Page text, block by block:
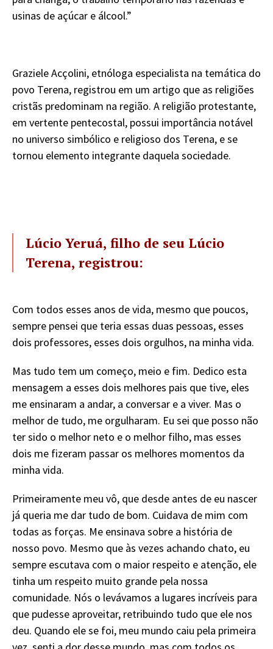
usinas de açúcar e álcool.”
Graziele Acçolini, etnóloga especialista na temática do
povo Terena, registrou em um artigo que as religiões
cristãs predominam na região. A religião protestante,
em vertente pentecostal, possui importância notável
no universo simbólico e religioso dos Terena, e se
tornou elemento integrante daquela sociedade.
Lúcio Yeruá, filho de seu Lúcio
Terena, registrou:
Com todos esses anos de vida, mesmo que poucos,
sempre pensei que teria essas duas pessoas, esses
dois professores, esses dois orgulhos, na minha vida.
Mas tudo tem um começo, meio e fim. Dedico esta
mensagem a esses dois melhores pais que tive, eles
me ensinaram a andar, a conversar e a viver. Mas o
melhor de tudo, me orgulharam. Eu sei que posso não
ter sido o melhor neto e o melhor filho, mas esses
dois me fizeram passar os melhores momentos da
minha vida.
Primeiramente meu vô, que desde antes de eu nascer
já queria me dar tudo de bom. Cuidava de mim com
todas as forças. Me ensinava sobre a história de
nosso povo. Mesmo que às vezes achando chato, eu
sempre escutava com o maior respeito e atenção, ele
tinha um respeito muito grande pela nossa
comunidade. Nós o levávamos a lugares incríveis para
que pudesse aproveitar, retribuindo tudo que ele nos
deu. Quando ele se foi, meu mundo caiu pela primeira